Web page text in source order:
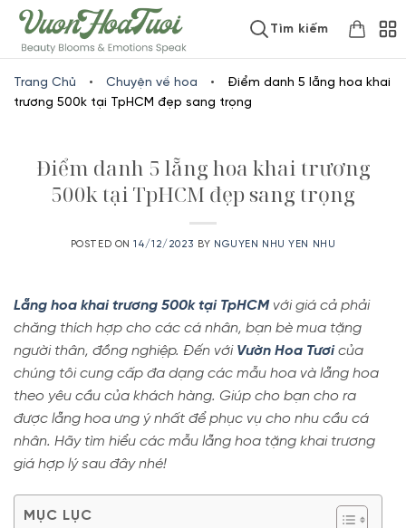
www.vuonhoatuoi.vnSkip
to
content
Tìm kiếm
Trang Chủ • Chuyện về hoa •
Điểm danh 5 lẵng hoa khai
trương 500k tại TpHCM đẹp sang trọng
Điểm danh 5 lẵng hoa khai trương
500k tại TpHCM đẹp sang trọng
POSTED ON14/12/2023 BY NGUYEN NHU YEN NHU
Lẵng hoa khai trương 500k tại TpHCMvới giá cả phải
chăng thích hợp cho các cá nhân, bạn bè mua tặng
người thân, đồng nghiệp. Đến với Vườn Hoa Tươicủa
chúng tôi cung cấp đa dạng các mẫu hoa và lẵng hoa
theo yêu cầu của khách hàng. Giúp cho bạn cho ra
được lẵng hoa ưng ý nhất để phục vụ cho nhu cầu cá
nhân. Hãy tìm hiểu các mẫu lẵng hoa tặng khai trương
giá hợp lý sau đây nhé!
MỤC LỤC